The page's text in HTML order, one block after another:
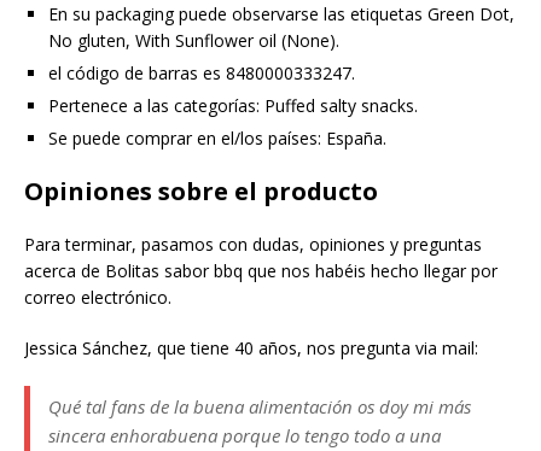
En su packaging puede observarse las etiquetas Green Dot,
No gluten, With Sunflower oil (None).
el código de barras es 8480000333247.
Pertenece a las categorías: Puffed salty snacks.
Se puede comprar en el/los países: España.
Opiniones sobre el producto
Para terminar, pasamos con dudas, opiniones y preguntas
acerca de Bolitas sabor bbq que nos habéis hecho llegar por
correo electrónico.
Jessica Sánchez, que tiene 40 años, nos pregunta via mail:
Qué tal fans de la buena alimentación os doy mi más
sincera enhorabuena porque lo tengo todo a una